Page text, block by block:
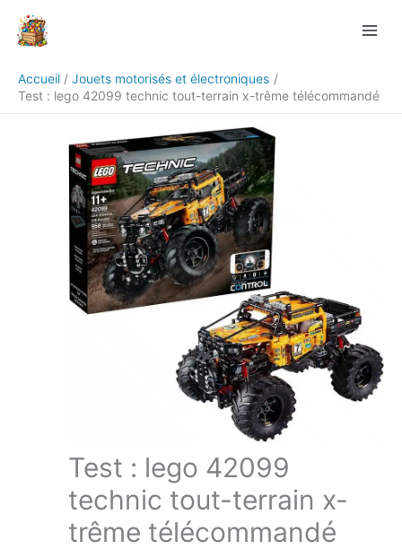
Accueil
Jouets motorisés et électroniques
Test : lego 42099 technic tout-terrain x-trême télécommandé
Test : lego 42099
technic tout-terrain x-
trême télécommandé
Rechercher